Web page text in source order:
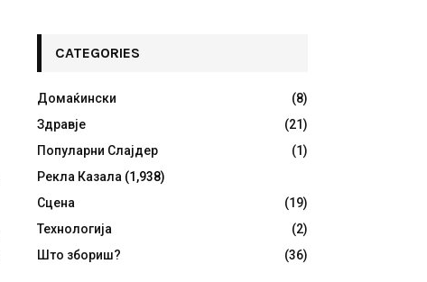
CATEGORIES
Домаќински
(8)
Здравје
(21)
Популарни Слајдер
(1)
Рекла Казала (1,938)
Сцена
(19)
Технологија
(2)
Што збориш?
(36)